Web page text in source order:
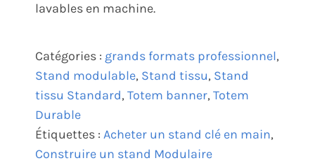
lavables en machine.
Catégories : grands formats professionnel,
Stand modulable, Stand tissu, Stand
tissu Standard,Totem banner,Totem
Durable
Étiquettes : Acheter un stand clé en main,
Construire un stand Modulaire